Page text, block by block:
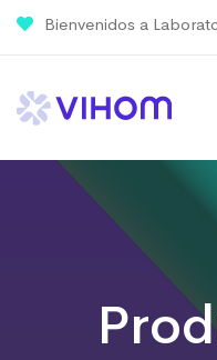
Bienvenidos a